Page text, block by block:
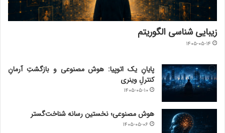
زیبایی شناسی الگوریتم
۱۴۰۵-۰۵-۱۴
پایانِ یک اتوپیا: هوش مصنوعی و بازگشتِ آرمانِ
کنترلِ وینری
۱۴۰۵-۰۵-۱۰
هوش مصنوعی؛ نخستین رسانه شناخت‌گستر
۱۴۰۵-۰۵-۰۶